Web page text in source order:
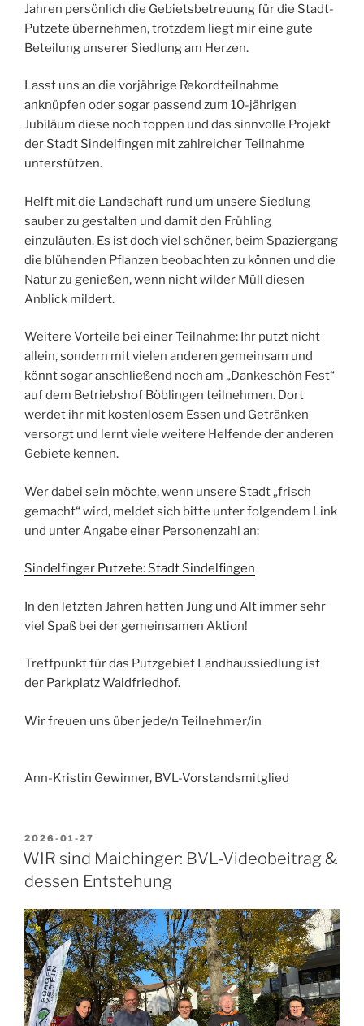
Jahren persönlich die Gebietsbetreuung für die Stadt-
Putzete übernehmen, trotzdem liegt mir eine gute
Beteilung unserer Siedlung am Herzen.
Lasst uns an die vorjährige Rekordteilnahme
anknüpfen oder sogar passend zum 10-jährigen
Jubiläum diese noch toppen und das sinnvolle Projekt
der Stadt Sindelfingen mit zahlreicher Teilnahme
unterstützen.
Helft mit die Landschaft rund um unsere Siedlung
sauber zu gestalten und damit den Frühling
einzuläuten. Es ist doch viel schöner, beim Spaziergang
die blühenden Pflanzen beobachten zu können und die
Natur zu genießen, wenn nicht wilder Müll diesen
Anblick mildert.
Weitere Vorteile bei einer Teilnahme: Ihr putzt nicht
allein, sondern mit vielen anderen gemeinsam und
könnt sogar anschließend noch am „Dankeschön Fest“
auf dem Betriebshof Böblingen teilnehmen. Dort
werdet ihr mit kostenlosem Essen und Getränken
versorgt und lernt viele weitere Helfende der anderen
Gebiete kennen.
Wer dabei sein möchte, wenn unsere Stadt „frisch
gemacht“ wird, meldet sich bitte unter folgendem Link
und unter Angabe einer Personenzahl an:
Sindelfinger Putzete: Stadt Sindelfingen
In den letzten Jahren hatten Jung und Alt immer sehr
viel Spaß bei der gemeinsamen Aktion!
Treffpunkt für das Putzgebiet Landhaussiedlung ist
der Parkplatz Waldfriedhof.
Wir freuen uns über jede/n Teilnehmer/in
Ann-Kristin Gewinner, BVL-Vorstandsmitglied
VERÖFFENTLICHT
AM
2026-01-27
WIR sind Maichinger: BVL-Videobeitrag &
dessen Entstehung